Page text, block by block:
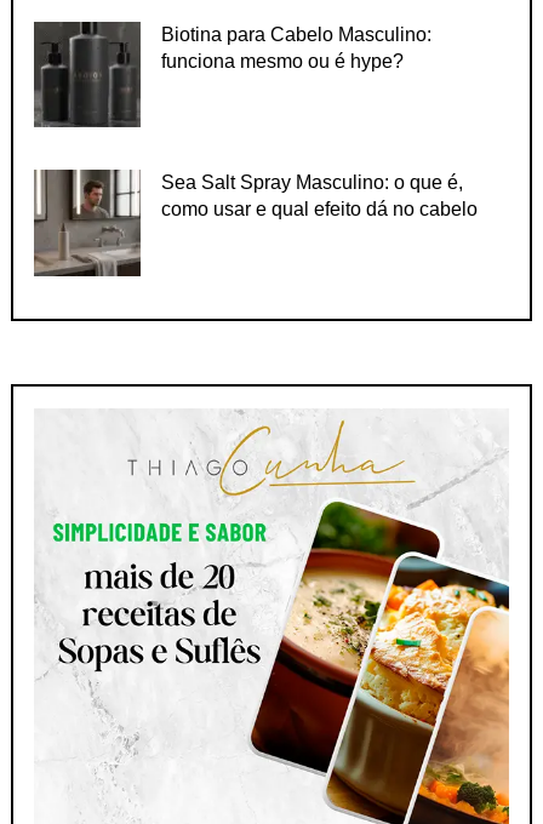
Biotina para Cabelo Masculino:
funciona mesmo ou é hype?
Sea Salt Spray Masculino: o que é,
como usar e qual efeito dá no cabelo